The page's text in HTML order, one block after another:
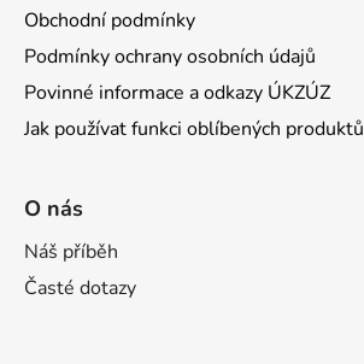
Obchodní podmínky
Podmínky ochrany osobních údajů
Povinné informace a odkazy ÚKZÚZ
Jak používat funkci oblíbených produktů
O nás
Náš příběh
Časté dotazy